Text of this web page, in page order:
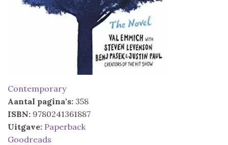
Contemporary
Aantal pagina's: 358
ISBN: 9780241361887
Uitgave: Paperback
Goodreads